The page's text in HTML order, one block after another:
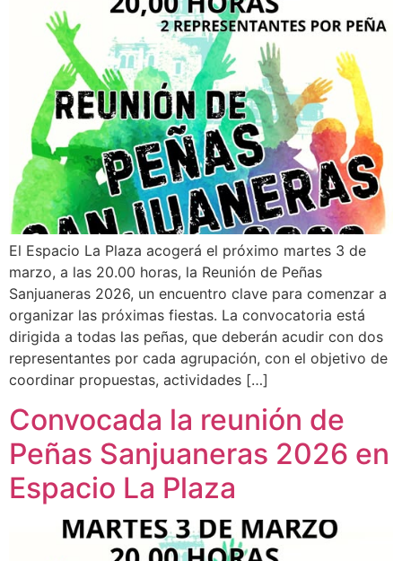
El Espacio La Plaza acogerá el próximo martes 3 de
marzo, a las 20.00 horas, la Reunión de Peñas
Sanjuaneras 2026, un encuentro clave para comenzar a
organizar las próximas fiestas. La convocatoria está
dirigida a todas las peñas, que deberán acudir con dos
representantes por cada agrupación, con el objetivo de
coordinar propuestas, actividades […]
Convocada la reunión de
Peñas Sanjuaneras 2026 en
Espacio La Plaza